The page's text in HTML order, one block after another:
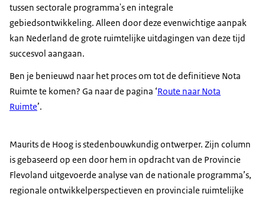
tussen sectorale programma's en integrale
gebiedsontwikkeling. Alleen door deze evenwichtige aanpak
kan Nederland de grote ruimtelijke uitdagingen van deze tijd
succesvol aangaan.
Ben je benieuwd naar het proces om tot de definitieve Nota
Ruimte te komen? Ga naar de pagina ‘Route naar Nota
Ruimte’.
Maurits de Hoog is stedenbouwkundig ontwerper. Zijn column
is gebaseerd op een door hem in opdracht van de Provincie
Flevoland uitgevoerde analyse van de nationale programma’s,
regionale ontwikkelperspectieven en provinciale ruimtelijke